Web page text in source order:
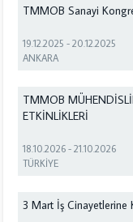
TMMOB Sanayi
19.12.2025 -20.12.2025
ANKARA
TMMOB
ETKİNLİKLERİ
18.10.2026 -21.10.2026
TÜRKİYE
3 Mart İş Cinayetlerine